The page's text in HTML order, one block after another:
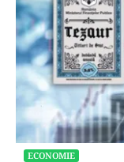
ECONOMIE